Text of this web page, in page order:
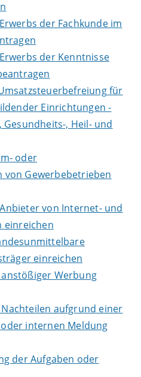
der Fachkunde im
der Kenntnisse
für
Einrichtungen -
, Heil- und
oder
von Gewerbebetrieben
von Internet- und
einreichen
einreichen
Werbung
aufgrund einer
internen Meldung
der Aufgaben oder